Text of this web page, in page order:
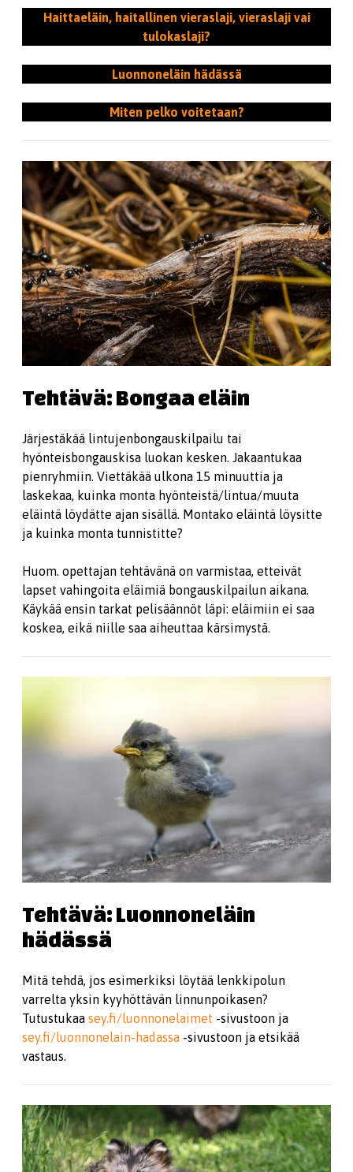
Haittaeläin, haitallinen vieraslaji, vieraslaji vai
tulokaslaji?
Luonnoneläin hädässä
Miten pelko voitetaan?
Tehtävä: Bongaa eläin
Järjestäkää lintujenbongauskilpailu tai
hyönteisbongauskisa luokan kesken. Jakaantukaa
pienryhmiin. Viettäkää ulkona 15 minuuttia ja
laskekaa, kuinka monta hyönteistä/lintua/muuta
eläintä löydätte ajan sisällä. Montako eläintä löysitte
ja kuinka monta tunnistitte?
Huom. opettajan tehtävänä on varmistaa, etteivät
lapset vahingoita eläimiä bongauskilpailun aikana.
Käykää ensin tarkat pelisäännöt läpi: eläimiin ei saa
koskea, eikä niille saa aiheuttaa kärsimystä.
Tehtävä: Luonnoneläin
hädässä
Mitä tehdä, jos esimerkiksi löytää lenkkipolun
varrelta yksin kyyhöttävän linnunpoikasen?
Tutustukaa sey.fi/luonnonelaimet -sivustoon ja
sey.fi/luonnonelain-hadassa -sivustoon ja etsikää
vastaus.